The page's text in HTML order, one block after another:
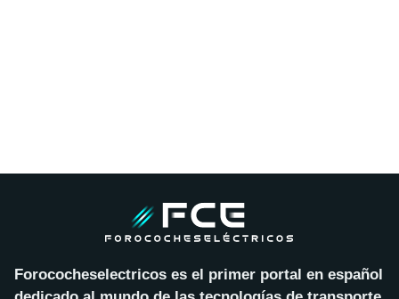
Forococheselectricos es el primer portal en español